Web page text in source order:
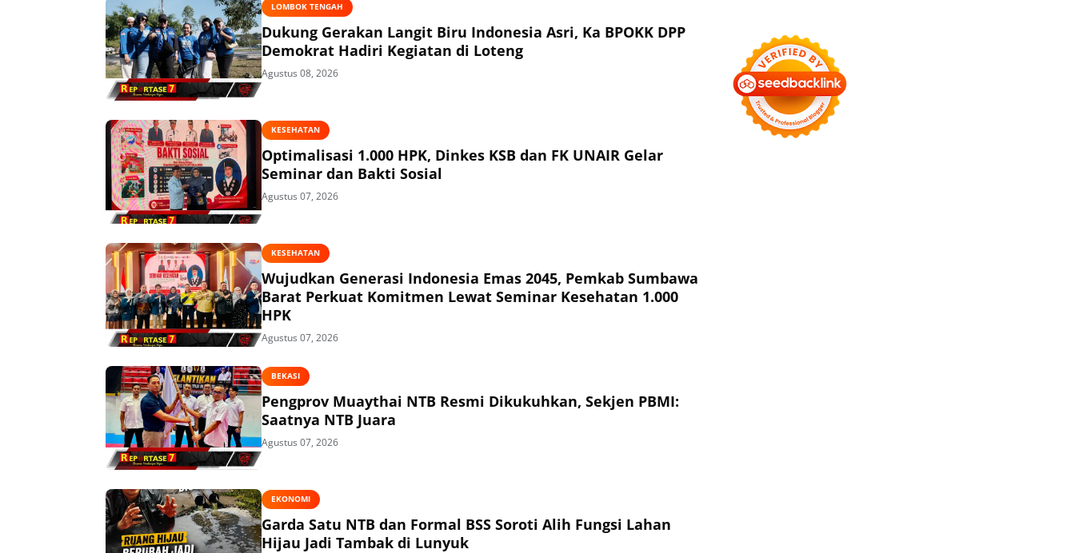
LOMBOK TENGAH
Dukung Gerakan Langit Biru Indonesia Asri, Ka BPOKK DPP
Demokrat Hadiri Kegiatan di Loteng
Agustus 08, 2026
KESEHATAN
Optimalisasi 1.000 HPK, Dinkes KSB dan FK UNAIR Gelar
Seminar dan Bakti Sosial
Agustus 07, 2026
KESEHATAN
Wujudkan Generasi Indonesia Emas 2045, Pemkab Sumbawa
Barat Perkuat Komitmen Lewat Seminar Kesehatan 1.000
HPK
Agustus 07, 2026
BEKASI
Pengprov Muaythai NTB Resmi Dikukuhkan, Sekjen PBMI:
Saatnya NTB Juara
Agustus 07, 2026
EKONOMI
Garda Satu NTB dan Formal BSS Soroti Alih Fungsi Lahan
Hijau Jadi Tambak di Lunyuk